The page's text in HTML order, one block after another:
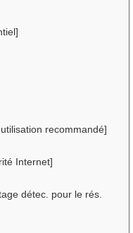
recommandé]
Internet]
détec. pour le rés.